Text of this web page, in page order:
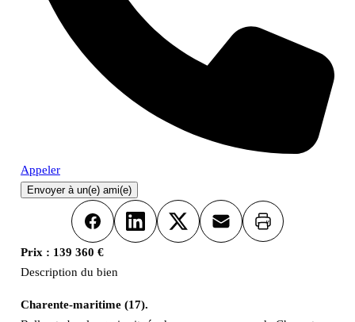
Appeler
Envoyer à un(e) ami(e)
FacebookLinkedInX Email Imprimer
Prix : 139 360 €
Description du bien
Charente-maritime (17).